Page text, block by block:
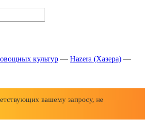
культур — Hazera (Хазера) —
вашему запросу, не